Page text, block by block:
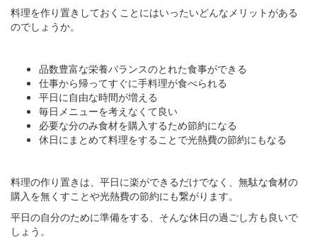
料理を作り置きしておくことにはいったいどんなメリットがある
のでしょうか。
品数豊富な栄養バランスのとれた食事ができる
仕事から帰ってすぐに手料理が食べられる
平日に自由な時間が増える
毎日メニューを考えなくて良い
必要な分のみ食材を購入するため節約になる
休日にまとめて料理をすることで光熱費の節約にもなる
料理の作り置きは、平日に楽ができるだけでなく、無駄な食材の
購入を無くすことや光熱費の節約にも繋がります。
平日の自分のために準備をする、そんな休日の過ごし方も良いで
しょう。